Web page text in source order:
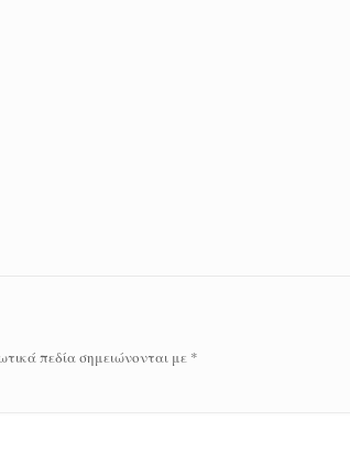
πεδία σημειώνονται με *